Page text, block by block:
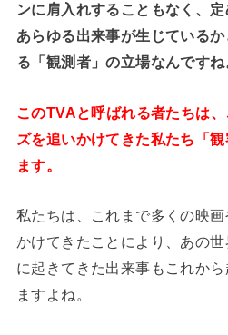
ンに肩入れすることもなく、
あらゆる出来事が生じている
る「観測者」の立場なんですね
このTVAと呼ばれる者たちは
ズを追いかけてきた私たち「
ます。
私たちは、これまで多くの映
かけてきたことにより、あの
に起きてきた出来事もこれか
ますよね。